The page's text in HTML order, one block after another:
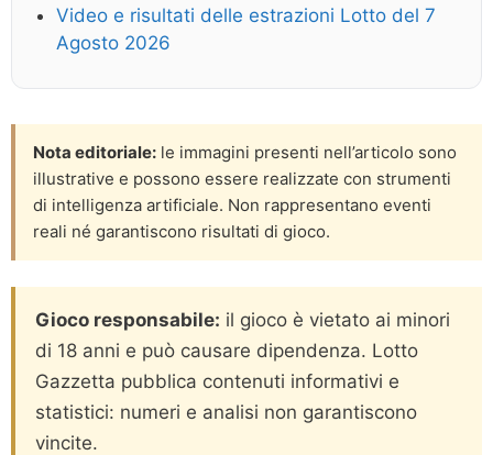
Video e risultati delle estrazioni Lotto del 7
Agosto 2026
Nota editoriale: le immagini presenti nell’articolo sono
illustrative e possono essere realizzate con strumenti
di intelligenza artificiale. Non rappresentano eventi
reali né garantiscono risultati di gioco.
Gioco responsabile: il gioco è vietato ai minori
di 18 anni e può causare dipendenza. Lotto
Gazzetta pubblica contenuti informativi e
statistici: numeri e analisi non garantiscono
vincite.